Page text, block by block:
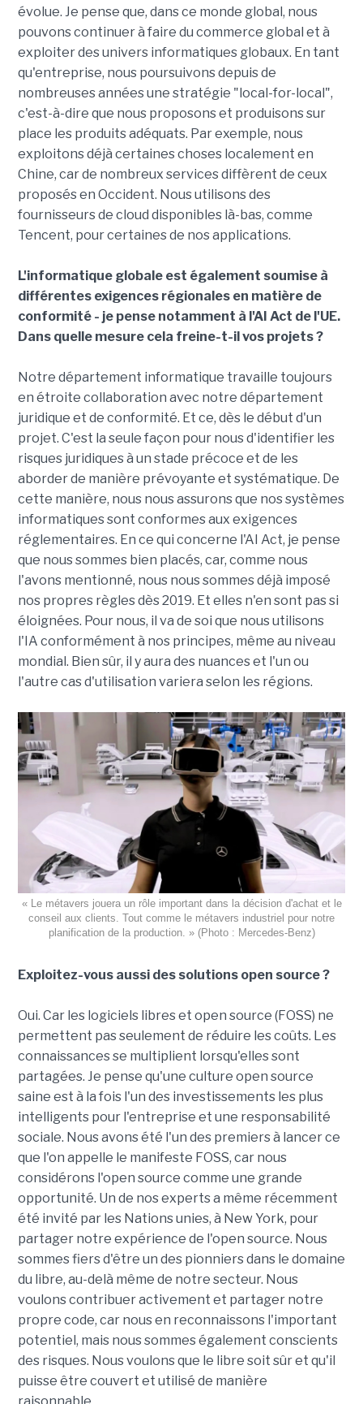
évolue. Je pense que, dans ce monde global, nous
pouvons continuer à faire du commerce global et à
exploiter des univers informatiques globaux. En tant
qu'entreprise, nous poursuivons depuis de
nombreuses années une stratégie "local-for-local",
c'est-à-dire que nous proposons et produisons sur
place les produits adéquats. Par exemple, nous
exploitons déjà certaines choses localement en
Chine, car de nombreux services diffèrent de ceux
proposés en Occident. Nous utilisons des
fournisseurs de cloud disponibles là-bas, comme
Tencent, pour certaines de nos applications.
L'informatique globale est également soumise à
différentes exigences régionales en matière de
conformité - je pense notamment à l'AI Act de l'UE.
Dans quelle mesure cela freine-t-il vos projets ?
Notre département informatique travaille toujours
en étroite collaboration avec notre département
juridique et de conformité. Et ce, dès le début d'un
projet. C'est la seule façon pour nous d'identifier les
risques juridiques à un stade précoce et de les
aborder de manière prévoyante et systématique. De
cette manière, nous nous assurons que nos systèmes
informatiques sont conformes aux exigences
réglementaires. En ce qui concerne l'AI Act, je pense
que nous sommes bien placés, car, comme nous
l'avons mentionné, nous nous sommes déjà imposé
nos propres règles dès 2019. Et elles n'en sont pas si
éloignées. Pour nous, il va de soi que nous utilisons
l'IA conformément à nos principes, même au niveau
mondial. Bien sûr, il y aura des nuances et l'un ou
l'autre cas d'utilisation variera selon les régions.
« Le métavers jouera un rôle important dans la décision d'achat et le
conseil aux clients. Tout comme le métavers industriel pour notre
planification de la production. » (Photo : Mercedes-Benz)
Exploitez-vous aussi des solutions open source ?
Oui. Car les logiciels libres et open source (FOSS) ne
permettent pas seulement de réduire les coûts. Les
connaissances se multiplient lorsqu'elles sont
partagées. Je pense qu'une culture open source
saine est à la fois l'un des investissements les plus
intelligents pour l'entreprise et une responsabilité
sociale. Nous avons été l'un des premiers à lancer ce
que l'on appelle le manifeste FOSS, car nous
considérons l'open source comme une grande
opportunité. Un de nos experts a même récemment
été invité par les Nations unies, à New York, pour
partager notre expérience de l'open source. Nous
sommes fiers d'être un des pionniers dans le domaine
du libre, au-delà même de notre secteur. Nous
voulons contribuer activement et partager notre
propre code, car nous en reconnaissons l'important
potentiel, mais nous sommes également conscients
des risques. Nous voulons que le libre soit sûr et qu'il
puisse être couvert et utilisé de manière
raisonnable.